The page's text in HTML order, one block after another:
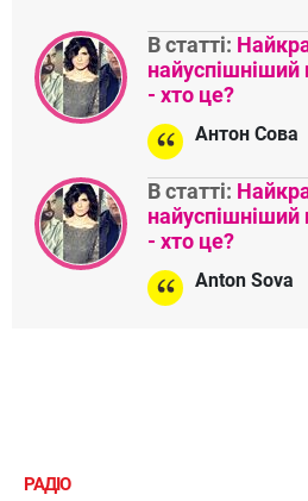
В статті:
найуспішніший
- хто це?
Антон Сова
В статті:
найуспішніший
- хто це?
Anton Sova
РАДІО